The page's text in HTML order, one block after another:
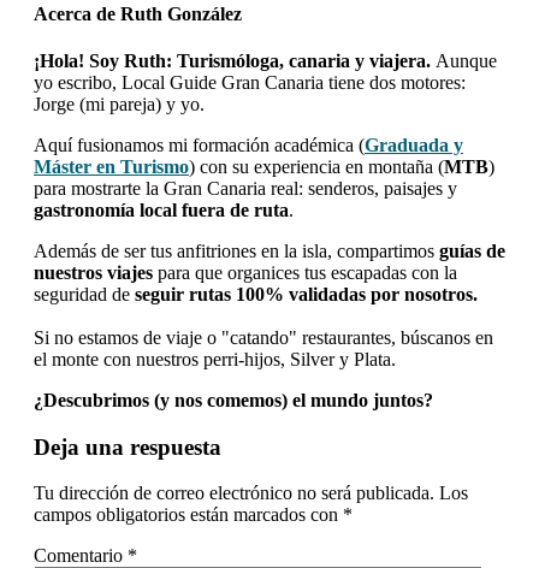
Acerca de Ruth González
¡Hola! Soy Ruth: Turismóloga, canaria y viajera. Aunque
yo escribo, Local Guide Gran Canaria tiene dos motores:
Jorge (mi pareja) y yo.
Aquí fusionamos mi formación académica (Graduada y
Máster en Turismo) con su experiencia en montaña (MTB)
para mostrarte la Gran Canaria real: senderos, paisajes y
gastronomía local fuera de ruta.
Además de ser tus anfitriones en la isla, compartimos guías de
nuestros viajes para que organices tus escapadas con la
seguridad de seguir rutas 100% validadas por nosotros.
Si no estamos de viaje o "catando" restaurantes, búscanos en
el monte con nuestros perri-hijos, Silver y Plata.
¿Descubrimos (y nos comemos) el mundo juntos?
Interacciones
los
lectores
Deja una respuesta
Tu dirección de correo electrónico no será publicada. Los
campos obligatorios están marcados con *
Comentario *